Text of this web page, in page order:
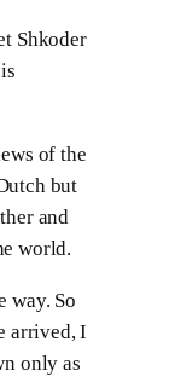
Shkoder
of the
but
and
world.
way. So
arrived, I
only as